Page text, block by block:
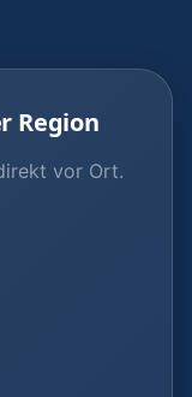
Region
vor Ort.